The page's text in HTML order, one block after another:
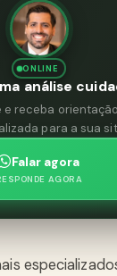
ONLINE
análise
e receba
para a sua
Falar agora
AGORA